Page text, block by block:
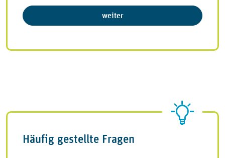
weiter
Häufig gestellte Fragen